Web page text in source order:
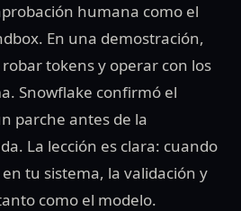
humana como el
En una demostración,
tokens y operar con los
Snowflake confirmó el
parche antes de la
La lección es clara: cuando
tu sistema, la validación y
como el modelo.